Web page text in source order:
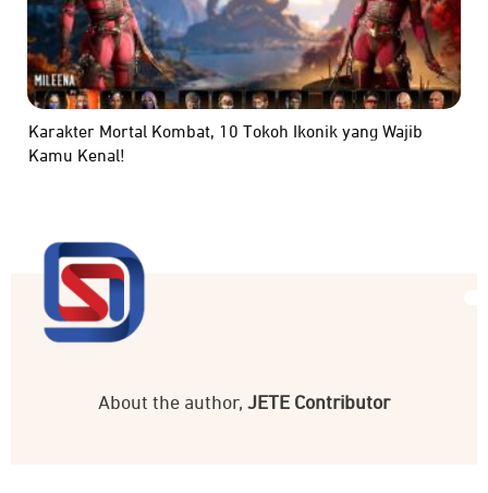
Karakter Mortal Kombat, 10 Tokoh Ikonik yang Wajib
Kamu Kenal!
About the author, JETE Contributor